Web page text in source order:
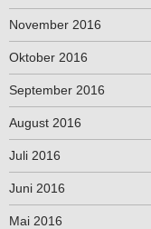
November 2016
Oktober 2016
September 2016
August 2016
Juli 2016
Juni 2016
Mai 2016